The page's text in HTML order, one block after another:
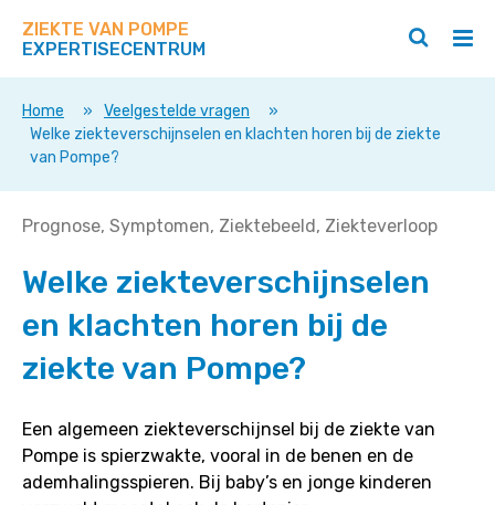
direct
op
deze
ZIEKTE VAN POMPE
EXPERTISECENTRUM
/
Zoeken
/
Home » Veelgestelde vragen
»
Welke ziekteverschijnselen en klachten horen bij de ziekte
van Pompe?
Welke
en
horen
bij
de
van
Pompe?
Prognose Symptomen Ziektebeeld Ziekteverloop
Welke ziekteverschijnselen
en klachten horen bij de
ziekte van Pompe?
Een algemeen ziekteverschijnsel bij de ziekte van
Pompe is spierzwakte, vooral in de benen en de
ademhalingsspieren. Bij baby’s en jonge kinderen